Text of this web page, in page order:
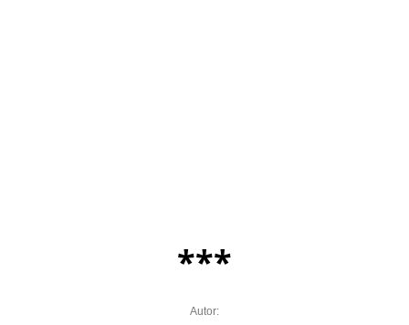
***
Autor: